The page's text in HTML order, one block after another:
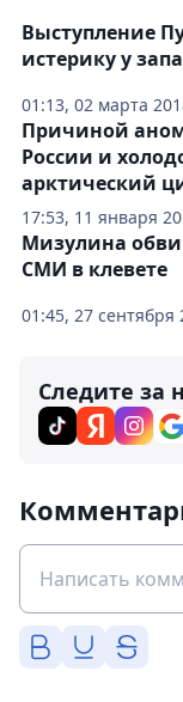
01:13, 02 марта
Выступление
истерику у
17:53, 11 января
Причиной
России и
арктический
01:45, 27 сентября
Мизулина
СМИ в клевете
Следите за